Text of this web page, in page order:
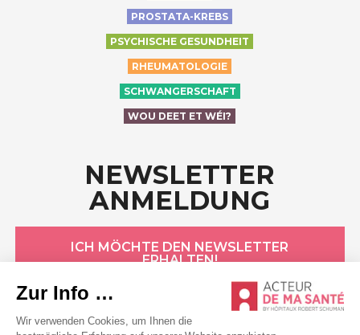
PROSTATA-KREBS
PSYCHISCHE GESUNDHEIT
RHEUMATOLOGIE
SCHWANGERSCHAFT
WOU DEET ET WÉI?
NEWSLETTER
ANMELDUNG
ICH MÖCHTE DEN NEWSLETTER
ERHALTEN!
HÔPITAUX ROBERT SCHUMAN